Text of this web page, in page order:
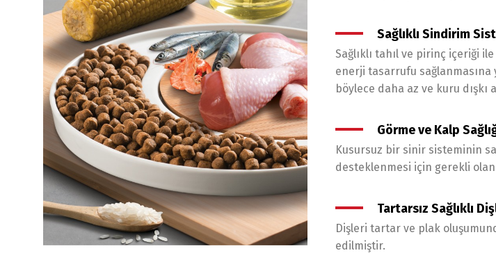
Sağlıklı Sindirim
Sağlıklı tahıl ve pirinç içeriği
enerji tasarrufu sağlanmasına
böylece daha az ve kuru dışkı
Görme ve Kalp
Kusursuz bir sinir sisteminin
desteklenmesi için gerekli
Tartarsız Sağlıklı
Dişleri tartar ve plak
edilmiştir.